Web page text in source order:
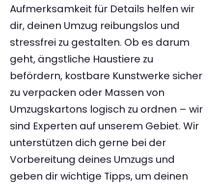
Aufmerksamkeit für Details helfen wir
dir, deinen Umzug reibungslos und
stressfrei zu gestalten. Ob es darum
geht, ängstliche Haustiere zu
befördern, kostbare Kunstwerke sicher
zu verpacken oder Massen von
Umzugskartons logisch zu ordnen – wir
sind Experten auf unserem Gebiet. Wir
unterstützen dich gerne bei der
Vorbereitung deines Umzugs und
geben dir wichtige Tipps, um deinen